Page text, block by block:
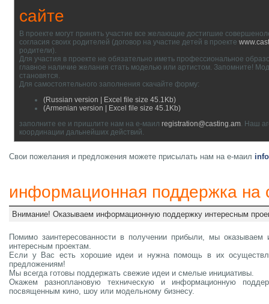
сайте
В проекте могут принять участие все желающие достигшие
согласия своих родителей (договор на участие детей в проекте
родители).
Для участия в проекте не обязательно иметь профессиональное
главное наличие желания стать моделью или артистом. Запомните!
становятся.
Для самостоятельного заполнения скачайте форму:
(Russian version | Excel file size 45.1Kb)
(Armenian version | Excel file size 45.1Kb)
заполните ее и пришлите нам на е-маил registration@casting.am. Наш
координации дальнейших действий.
Свои пожелания и предложения можете присылать нам на е-маил
информационная поддержка на
Внимание! Оказываем информационную поддержку интересным
Помимо заинтересованности в получении прибыли, мы оказываем
интересным проектам.
Если у Вас есть хорошие идеи и нужна помощь в их
предложениям!
Мы всегда готовы поддержать свежие идеи и смелые инициативы.
Окажем разноплановую техническую и информационную
посвященным кино, шоу или модельному бизнесу.